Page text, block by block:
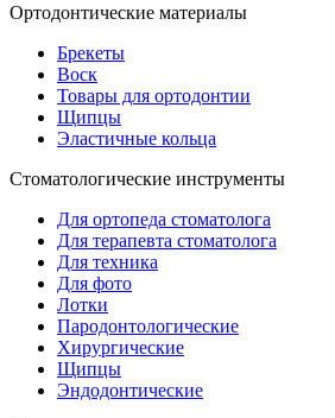
Ортодонтические материалы
Брекеты
Воск
Товары для ортодонтии
Щипцы
Эластичные кольца
Стоматологические инструменты
Для ортопеда стоматолога
Для терапевта стоматолога
Для техника
Для фото
Лотки
Пародонтологические
Хирургические
Щипцы
Эндодонтические